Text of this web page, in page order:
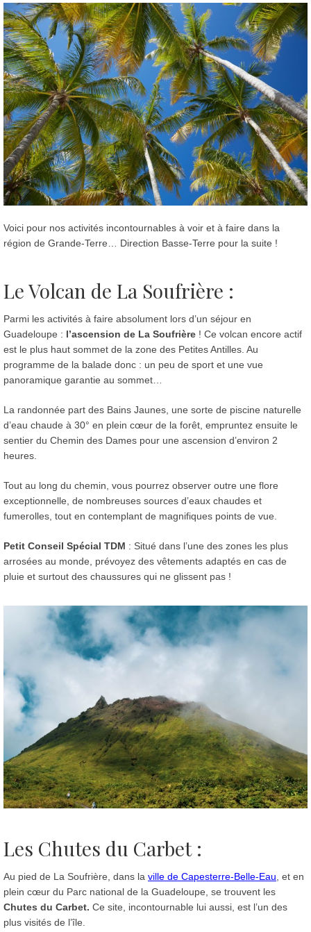
Voici pour nos activités incontournables à voir et à faire dans la
région de Grande-Terre… Direction Basse-Terre pour la suite !
Le Volcan de La Soufrière :
Parmi les activités à faire absolument lors d’un séjour en
Guadeloupe : l’ascension de La Soufrière ! Ce volcan encore actif
est le plus haut sommet de la zone des Petites Antilles. Au
programme de la balade donc : un peu de sport et une vue
panoramique garantie au sommet…
La randonnée part des Bains Jaunes, une sorte de piscine naturelle
d’eau chaude à 30° en plein cœur de la forêt, empruntez ensuite le
sentier du Chemin des Dames pour une ascension d’environ 2
heures.
Tout au long du chemin, vous pourrez observer outre une flore
exceptionnelle, de nombreuses sources d’eaux chaudes et
fumerolles, tout en contemplant de magnifiques points de vue.
Petit Conseil Spécial TDM : Situé dans l’une des zones les plus
arrosées au monde, prévoyez des vêtements adaptés en cas de
pluie et surtout des chaussures qui ne glissent pas !
Les Chutes du Carbet :
Au pied de La Soufrière, dans la ville de Capesterre-Belle-Eau , et en
plein cœur du Parc national de la Guadeloupe, se trouvent les
Chutes du Carbet. Ce site, incontournable lui aussi, est l’un des
plus visités de l’île.